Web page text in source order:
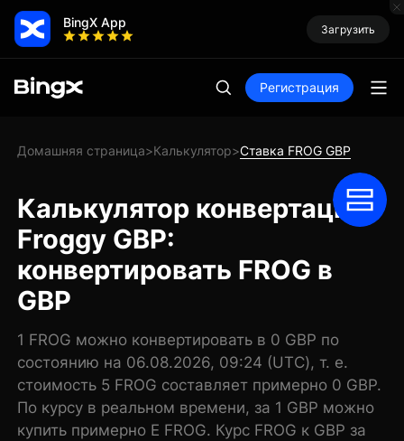
BingX App Загрузить
Регистрация
Домашняя страница>Калькулятор>Ставка FROG GBP
Калькулятор конвертации
Froggy GBP:
конвертировать FROG в
GBP
1 FROG можно конвертировать в 0 GBP по
состоянию на 06.08.2026, 09:24 (UTC), т. е.
стоимость 5 FROG составляет примерно 0 GBP.
По курсу в реальном времени, за 1 GBP можно
купить примерно E FROG. Курс FROG к GBP за